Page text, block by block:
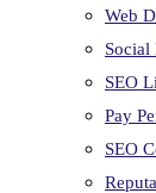
Web
Social
SEO
Pay
SEO